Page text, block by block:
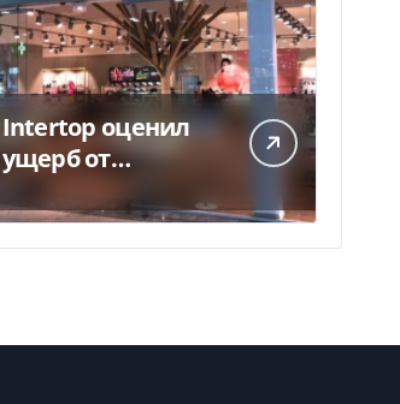
Intertop оценил
ущерб от
склада в 450 млн
грн